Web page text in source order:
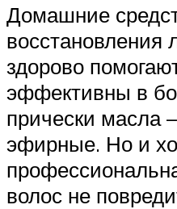
Домашние
восстановления
здорово
эффективны в
прически масла
эфирные. Но и
волос не